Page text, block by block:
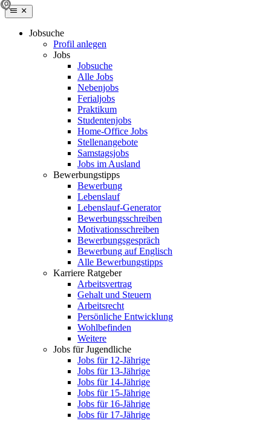
Jobsuche
Profil anlegen
Jobs
Jobsuche
Alle Jobs
Nebenjobs
Ferialjobs
Praktikum
Studentenjobs
Home-Office Jobs
Stellenangebote
Samstagsjobs
Jobs im Ausland
Bewerbungstipps
Bewerbung
Lebenslauf
Lebenslauf-Generator
Bewerbungsschreiben
Motivationsschreiben
Bewerbungsgespräch
Bewerbung auf Englisch
Alle Bewerbungstipps
Karriere Ratgeber
Arbeitsvertrag
Gehalt und Steuern
Arbeitsrecht
Persönliche Entwicklung
Wohlbefinden
Weitere
Jobs für Jugendliche
Jobs für 12-Jährige
Jobs für 13-Jährige
Jobs für 14-Jährige
Jobs für 15-Jährige
Jobs für 16-Jährige
Jobs für 17-Jährige